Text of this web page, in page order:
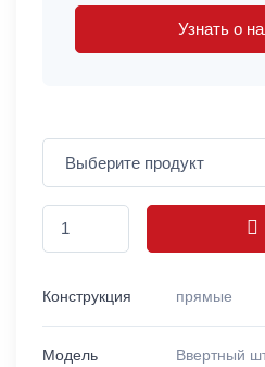
Узнать о
Конструкция прямые
Модель Ввертный